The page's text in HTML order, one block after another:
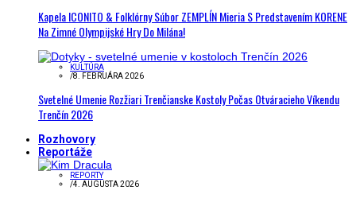
Kapela ICONITO & Folklórny Súbor ZEMPLÍN Mieria S Predstavením KORENE
Na Zimné Olympijské Hry Do Milána!
KULTÚRA
/8. FEBRUÁRA 2026
Svetelné Umenie Rozžiari Trenčianske Kostoly Počas Otváracieho Víkendu
Trenčín 2026
Rozhovory
Reportáže
REPORTY
/4. AUGUSTA 2026